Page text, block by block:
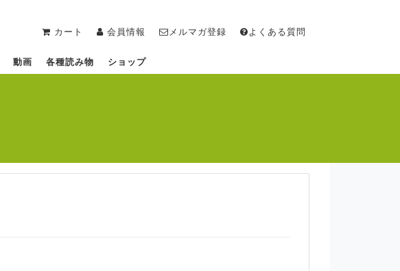
カート 会員情報 メルマガ登録 よくある質問
動画 各種読み物 ショップ